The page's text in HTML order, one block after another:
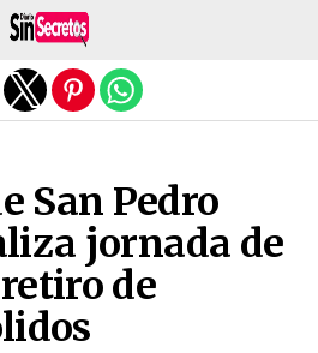
San Pedro
jornada de
de
la versión móvil